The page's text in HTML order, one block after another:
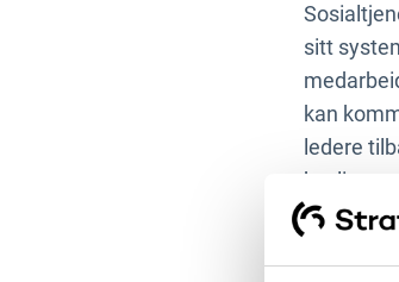
sitt
kan
ledere